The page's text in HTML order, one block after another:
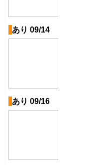
あり 09/14
あり 09/16